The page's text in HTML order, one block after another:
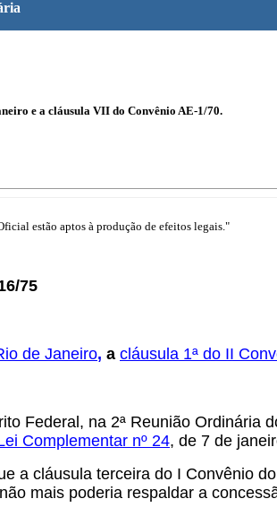
e a cláusula VII do Convênio AE-1/70.
estão aptos à produção de efeitos legais."
75
de Janeiro, a cláusula 1ª do II
Federal, na 2ª Reunião Ordinária
Complementar nº 24, de 7 de
a cláusula terceira do I Convênio
mais poderia respaldar a